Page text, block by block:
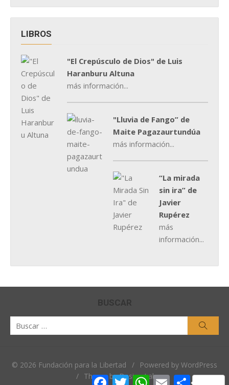
LIBROS
"El Crepúsculo de Dios" de Luis
Haranburu Altuna
más información...
"Lluvia de Fango” de
Maite Pagazaurtundúa
más información...
“La mirada
sin ira” de
Javier
Rupérez
más
información...
BUSCAR
© 2026 Fundación para la Libertad /
Powered by WordPress
/ Theme by Design Lab
Facebook
TwitterWhatsApp
EmailCompartir